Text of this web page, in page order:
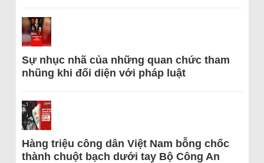
Sự nhục nhã của những quan chức tham
nhũng khi đối diện với pháp luật
Hàng triệu công dân Việt Nam bỗng chốc
thành chuột bạch dưới tay Bộ Công An